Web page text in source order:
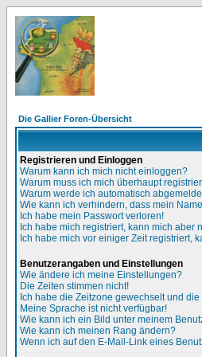
Die Gallier Foren-Übersicht
Registrieren und Einloggen
Warum kann ich mich nicht einloggen?
Warum muss ich mich überhaupt
Warum werde ich automatisch
Wie kann ich verhindern, dass mein
Ich habe mein Passwort verloren!
Ich habe mich registriert, kann mich aber
Ich habe mich vor einiger Zeit registriert,
Benutzerangaben und Einstellungen
Wie ändere ich meine Einstellungen?
Die Zeiten stimmen nicht!
Ich habe die Zeitzone gewechselt und
Meine Sprache ist nicht verfügbar!
Wie kann ich ein Bild unter meinem
Wie kann ich meinen Rang ändern?
Wenn ich auf den E-Mail-Link eines